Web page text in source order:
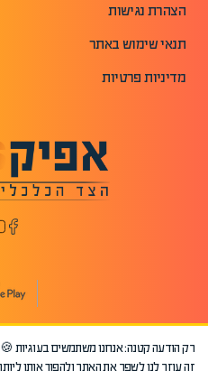
הצהרת נגישות
תנאי שימוש באתר
מדיניות פרטיות
©2026 כל הזכויות שמורות לאפיק.
רק הודעה קטנה: אנחנו משתמשים בעוגיות 🍪
זה עוזר לנו לשפר את האתר ולהפוך אותו